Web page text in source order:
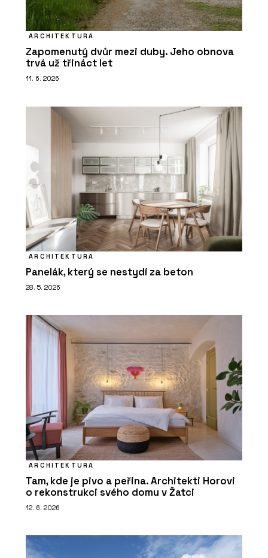
ARCHITEKTURA
Zapomenutý dvůr mezi duby. Jeho obnova
trvá už třináct let
11. 6. 2026
ARCHITEKTURA
Panelák, který se nestydí za beton
28. 5. 2026
ARCHITEKTURA
Tam, kde je pivo a peřina. Architekti Horovi
o rekonstrukci svého domu v Žatci
12. 6. 2026